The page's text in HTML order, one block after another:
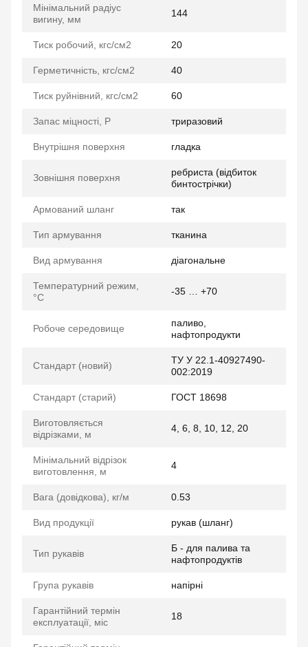
Мінімальний радіус
вигину, мм
144
Тиск робочий, кгс/см2 20
Герметичність, кгс/см2 40
Тиск руйнівний, кгс/см2 60
Запас міцності, P триразовий
Внутрішня поверхня гладка
Зовнішня поверхня
ребриста (відбиток
бинтострічки)
Армований шланг так
Тип армування тканина
Вид армування діагональне
Температурний режим,
°C
-35 … +70
Робоче середовище
паливо,
нафтопродукти
Стандарт (новий)
ТУ У 22.1-40927490-
002:2019
Стандарт (старий) ГОСТ 18698
Виготовляється
відрізками, м
4, 6, 8, 10, 12, 20
Мінімальний відрізок
виготовлення, м
4
Вага (довідкова), кг/м 0.53
Вид продукції рукав (шланг)
Тип рукавів
Б - для палива та
нафтопродуктів
Група рукавів напірні
Гарантійний термін
експлуатації, міс
18